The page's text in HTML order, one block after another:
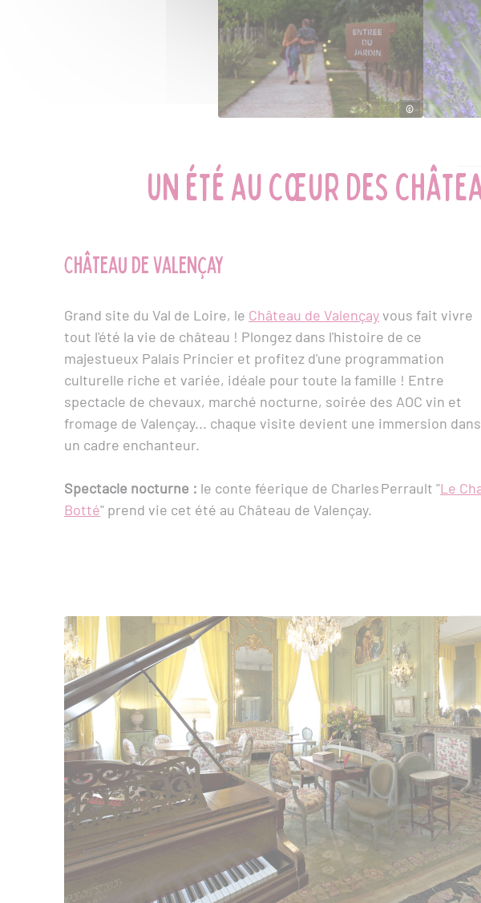
©
Un été au cœur des
Château de Valençay
Grand site du Val de Loire, le Château de Valençayvous fait vivre
tout l'été la vie de château ! Plongez dans l'histoire de ce
majestueux Palais Princier et profitez d'une programmation
culturelle riche et variée, idéale pour toute la famille ! Entre
spectacle de chevaux, marché nocturne, soirée des AOC vin et
fromage de Valençay... chaque visite devient une immersion dans
un cadre enchanteur.
Spectacle nocturne : le conte féerique de Charles Perrault "Le
Botté" prend vie cet été au Château de Valençay.